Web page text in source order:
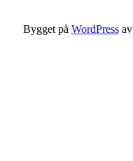
Bygget på WordPressav